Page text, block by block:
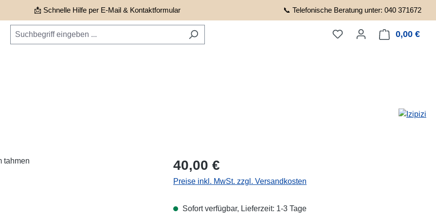
📩 Schnelle Hilfe per E-Mail & Kontaktformular 📞 Telefonische Beratung unter: 040 371672
0,00 €
Regulärer Preis:
40,00 €
Preise inkl. MwSt. zzgl. Versandkosten
Sofort verfügbar, Lieferzeit: 1-3 Tage